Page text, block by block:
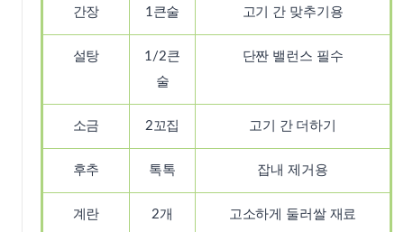
간장 1큰술 고기 간 맞추기용
설탕
1/2큰
술
단짠 밸런스 필수
소금 2꼬집 고기 간 더하기
후추 톡톡 잡내 제거용
계란 2개 고소하게 둘러쌀 재료